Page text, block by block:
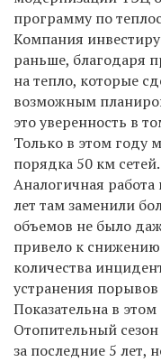
программу по
Компания
раньше, благодаря
на тепло, которые
возможным
это уверенность в
Только в этом году
порядка 50 км
Аналогичная работа
лет там заменили
объемов не было
привело к
количества
устранения порывов
Показательна в
Отопительный
за последние 5 лет,